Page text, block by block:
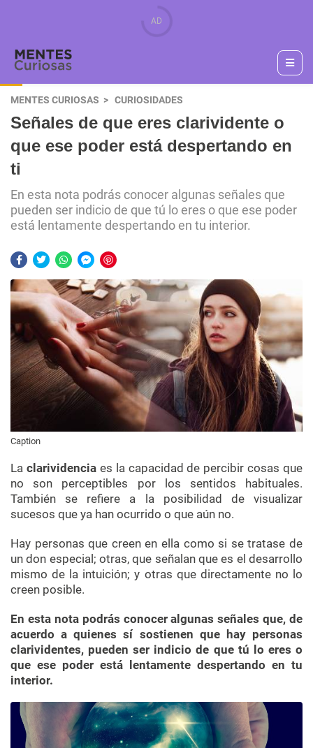
MENTES CURIOSAS CURIOSIDADES
Señales de que eres clarividente o
que ese poder está despertando en
ti
En esta nota podrás conocer algunas señales que
pueden ser indicio de que tú lo eres o que ese poder
está lentamente despertando en tu interior.
Caption
La clarividencia es la capacidad de percibir cosas que
no son perceptibles por los sentidos habituales.
También se refiere a la posibilidad de visualizar
sucesos que ya han ocurrido o que aún no.
Hay personas que creen en ella como si se tratase de
un don especial; otras, que señalan que es el desarrollo
mismo de la intuición; y otras que directamente no lo
creen posible.
En esta nota podrás conocer algunas señales que, de
acuerdo a quienes sí sostienen que hay personas
clarividentes, pueden ser indicio de que tú lo eres o
que ese poder está lentamente despertando en tu
interior.